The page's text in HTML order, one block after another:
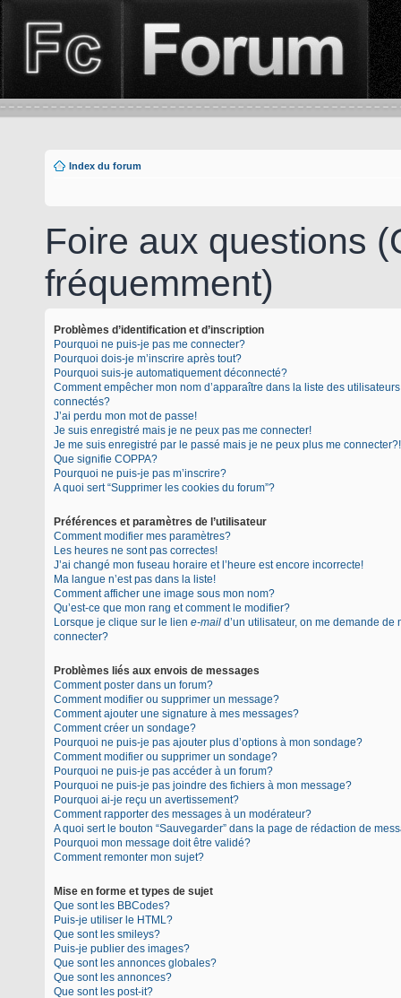
Index du forum
Foire aux questions
fréquemment)
Problèmes d’identification et d’inscription
Pourquoi ne puis-je pas me connecter?
Pourquoi dois-je m’inscrire après tout?
Pourquoi suis-je automatiquement déconnecté?
Comment empêcher mon nom d’apparaître dans la liste des utilisateurs
connectés?
J’ai perdu mon mot de passe!
Je suis enregistré mais je ne peux pas me connecter!
Je me suis enregistré par le passé mais je ne peux plus me connecter?!
Que signifie COPPA?
Pourquoi ne puis-je pas m’inscrire?
A quoi sert “Supprimer les cookies du forum”?
Préférences et paramètres de l’utilisateur
Comment modifier mes paramètres?
Les heures ne sont pas correctes!
J’ai changé mon fuseau horaire et l’heure est encore incorrecte!
Ma langue n’est pas dans la liste!
Comment afficher une image sous mon nom?
Qu’est-ce que mon rang et comment le modifier?
Lorsque je clique sur le lien e-mail d’un utilisateur, on me demande de
connecter?
Problèmes liés aux envois de messages
Comment poster dans un forum?
Comment modifier ou supprimer un message?
Comment ajouter une signature à mes messages?
Comment créer un sondage?
Pourquoi ne puis-je pas ajouter plus d’options à mon sondage?
Comment modifier ou supprimer un sondage?
Pourquoi ne puis-je pas accéder à un forum?
Pourquoi ne puis-je pas joindre des fichiers à mon message?
Pourquoi ai-je reçu un avertissement?
Comment rapporter des messages à un modérateur?
A quoi sert le bouton “Sauvegarder” dans la page de rédaction de
Pourquoi mon message doit être validé?
Comment remonter mon sujet?
Mise en forme et types de sujet
Que sont les BBCodes?
Puis-je utiliser le HTML?
Que sont les smileys?
Puis-je publier des images?
Que sont les annonces globales?
Que sont les annonces?
Que sont les post-it?